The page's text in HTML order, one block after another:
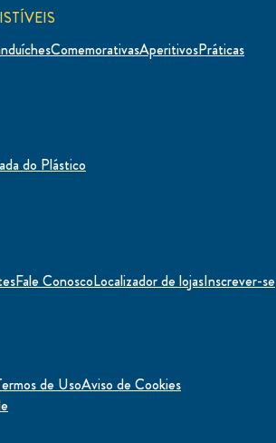
ComemorativasAperitivosPráticas
do Plástico
Fale ConoscoLocalizador de lojasInscrever-se
de UsoAviso de Cookies